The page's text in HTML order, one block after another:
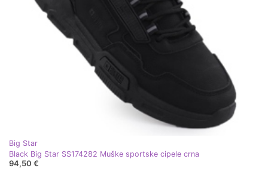
Big Star
Black Big Star SS174282 Muške sportske cipele crna
94,50 €